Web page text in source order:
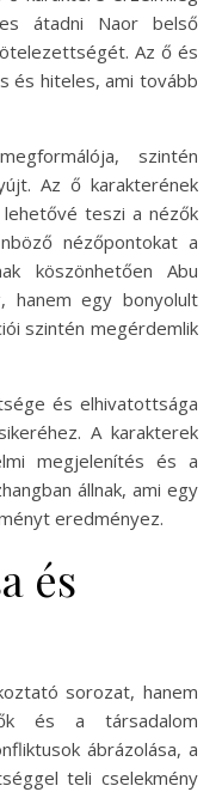
átadni Naor belső
Az ő és
és hiteles, ami tovább
szintén
Az ő karakterének
teszi a nézők
nézőpontokat a
köszönhetően Abu
hanem egy bonyolult
szintén megérdemlik
és elhivatottsága
A karakterek
megjelenítés és a
állnak, ami egy
eredményez.
és
sorozat, hanem
és a társadalom
ábrázolása, a
teli cselekmény